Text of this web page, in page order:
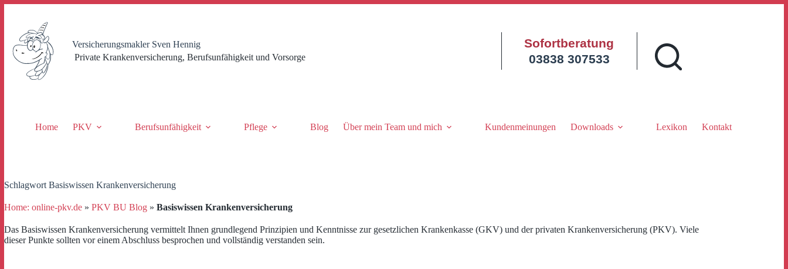
springen
Versicherungsmakler Sven Hennig
Private Krankenversicherung, Berufsunfähigkeit und Vorsorge
Sofortberatung
03838 307533
Home PKV Berufsunfähigkeit Pflege Blog Über mein Team und mich Kundenmeinungen Downloads Lexikon Kontakt
Schlagwort Basiswissen Krankenversicherung
Home: online-pkv.de » PKV BU Blog » Basiswissen Krankenversicherung
Das Basiswissen Krankenversicherung vermittelt Ihnen grundlegend Prinzipien und Kenntnisse zur gesetzlichen Krankenkasse (GKV) und der privaten Krankenversicherung (PKV). Viele
dieser Punkte sollten vor einem Abschluss besprochen und vollständig verstanden sein.